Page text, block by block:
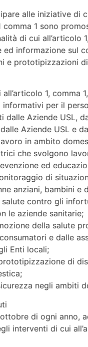
alle iniziative di
1 sono
di cui all’articolo
ed informazione sul
e prototipizzazioni
1, comma
per il
Aziende USL,
Aziende USL e
in ambito
che svolgono
ed
di
anziani, bambini e
contro gli
le aziende sanitarie;
della salute
e dalle
gli Enti locali;
di
negli ambiti
di ogni
interventi di cui